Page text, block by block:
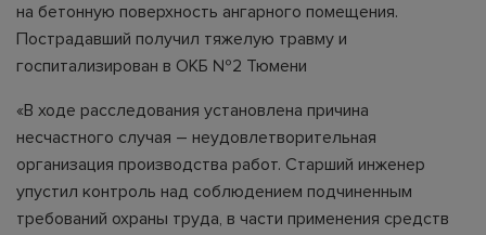
на бетонную поверхность ангарного помещения.
Пострадавший получил тяжелую травму и
госпитализирован в ОКБ №2 Тюмени
«В ходе расследования установлена причина
несчастного случая – неудовлетворительная
организация производства работ. Старший инженер
упустил контроль над соблюдением подчиненным
требований охраны труда, в части применения средств